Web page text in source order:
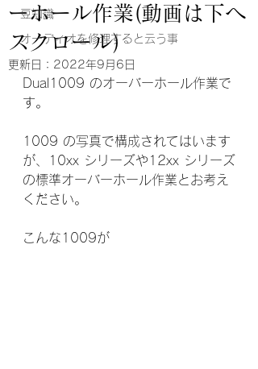
豆知識
オーディオを修理すると云う事
ーホール作業(動画は下へ
スクロール)
更新日： 2022年9月6日
Dual1009 のオーバーホール作業で
す。
1009 の写真で構成されてはいます
が、10xx シリーズや12xx シリーズ
の標準オーバーホール作業とお考え
ください。
こんな1009が